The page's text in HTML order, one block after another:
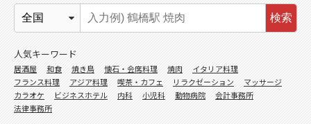
検索
人気キーワード
居酒屋 和食 焼き鳥 懐石・会席料理 焼肉
イタリア料理
フランス料理
アジア料理 喫茶・カフェ リラクゼーション
マッサージ
カラオケ
ビジネスホテル 内科 小児科 動物病院
会計事務所
法律事務所